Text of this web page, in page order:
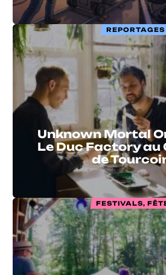
REPORTAGES
Unknown Mortal
Le Duc Factory au
de
FESTIVALS,